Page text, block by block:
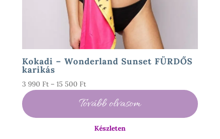
Kokadi – Wonderland Sunset FÜRDŐS
karikás
3 990 Ft – 15 500 FtÁrtartomány:
990 Ft
-
Tovább olvasom
Készleten